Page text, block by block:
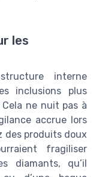
les
interne
inclusions plus
ne nuit pas à
accrue lors
des produits doux
fragiliser
diamants, qu’il